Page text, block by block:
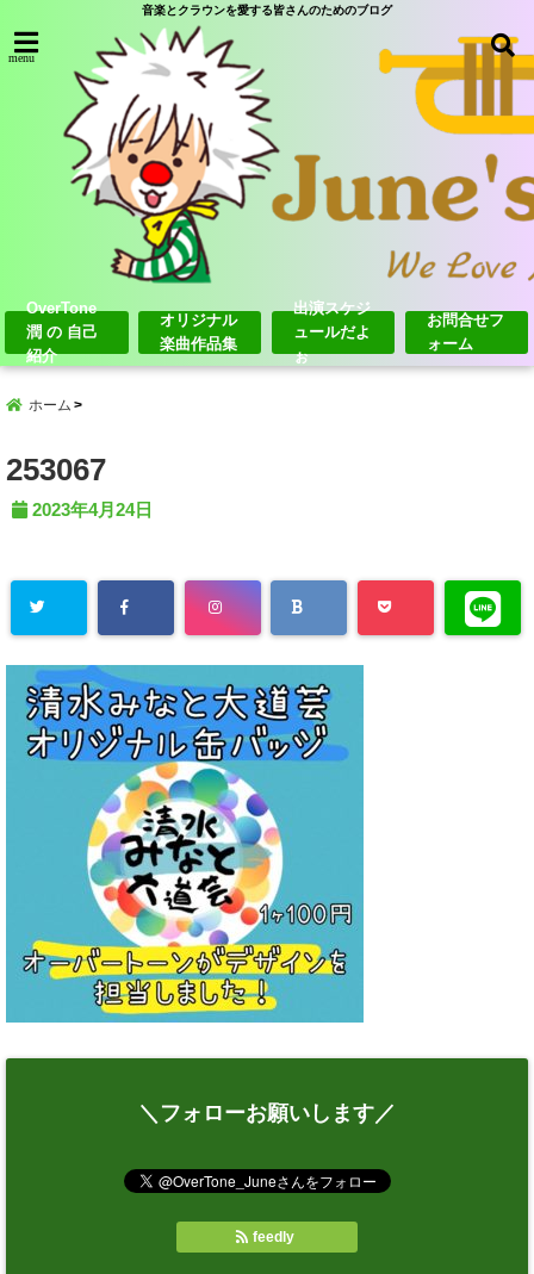
音楽とクラウンを愛する皆さんのためのブログ
menu
OverTone
潤 の 自己
紹介
オリジナル
楽曲作品集
出演スケジ
ュールだよ
ぉ
お問合せフ
ォーム
ホーム
253067
2023年4月24日
＼フォローお願いします／
feedly